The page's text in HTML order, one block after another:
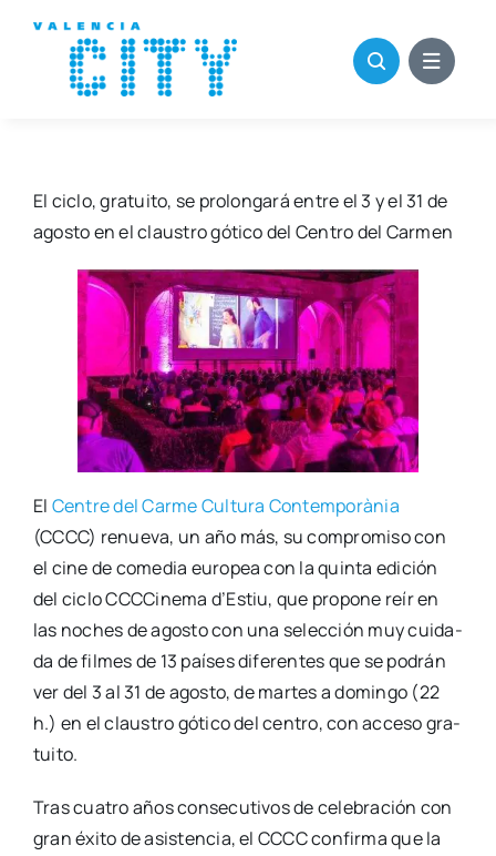
contenido
El ciclo, gra­tui­to, se pro­lon­ga­rá entre el 3 y el 31 de
agos­to en el claus­tro góti­co del Cen­tro del Car­men
El Cen­tre del Car­me Cul­tu­ra Con­tem­po­rà­nia
(CCCC) renue­va, un año más, su com­pro­mi­so con
el cine de come­dia euro­pea con la quin­ta edi­ción
del ciclo CCC­Ci­ne­ma d’Estiu, que pro­po­ne reír en
las noches de agos­to con una selec­ción muy cui­da­
da de fil­mes de 13 paí­ses dife­ren­tes que se podrán
ver del 3 al 31 de agos­to, de mar­tes a domin­go (22
h.) en el claus­tro góti­co del cen­tro, con acce­so gra­
tui­to.
Tras cua­tro años con­se­cu­ti­vos de cele­bra­ción con
gran éxi­to de asis­ten­cia, el CCCC con­fir­ma que la